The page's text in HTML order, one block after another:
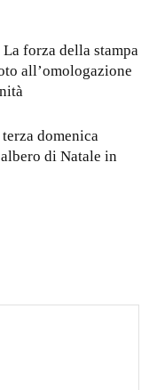
forza della stampa
all’omologazione
domenica
di Natale in